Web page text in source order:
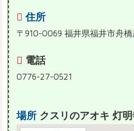
住所
〒910-0069 福井県福井市舟
電話
0776-27-0521
場所 クスリのアオキ 灯